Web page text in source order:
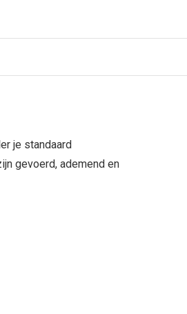
je standaard
gevoerd, ademend en